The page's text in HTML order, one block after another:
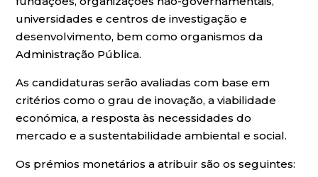
universidades e centros de investigação e
desenvolvimento, bem como organismos da
Administração Pública.
As candidaturas serão avaliadas com base em
critérios como o grau de inovação, a viabilidade
económica, a resposta às necessidades do
mercado e a sustentabilidade ambiental e social.
Os prémios monetários a atribuir são os seguintes: